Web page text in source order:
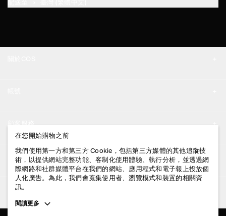
門市資訊
登入 / 註冊
聯絡我們
配送說明
付款說明
退貨及退款說明
法律資訊
隱私權政策
條款與細則
追蹤COS
在您開始購物之前
我們使用第一方和第三方 Cookie，包括第三方媒體的其他追蹤技
術，以提供網站完整功能、客制化使用體驗、執行分析，並透過網
際網路和社群媒體平台在我們的網站、應用程式和電子報上投放個
人化廣告。為此，我們會蒐集使用者、瀏覽模式和裝置的相關資
訊。
Toggle
閱讀更多